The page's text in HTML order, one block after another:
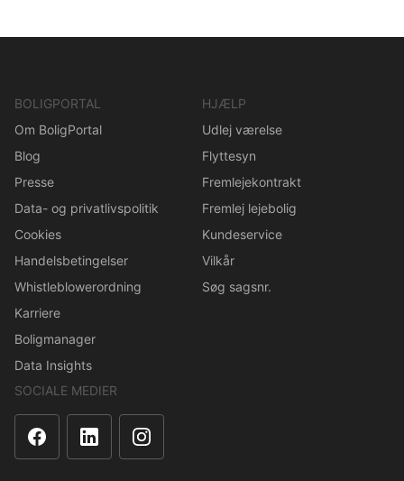
BOLIGPORTAL
Om BoligPortal
Blog
Presse
Data- og privatlivspolitik
Cookies
Handelsbetingelser
Whistleblowerordning
Karriere
Boligmanager
Data Insights
HJÆLP
Udlej værelse
Flyttesyn
Fremlejekontrakt
Fremlej lejebolig
Kundeservice
Vilkår
Søg sagsnr.
SOCIALE MEDIER